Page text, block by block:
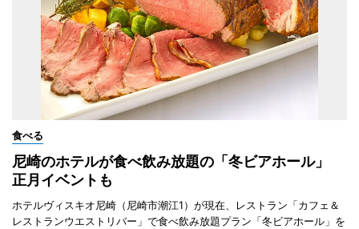
食べる
尼崎のホテルが食べ飲み放題の「冬ビアホール」
正月イベントも
ホテルヴィスキオ尼崎（尼崎市潮江1）が現在、レストラン「カフェ＆
レストランウエストリバー」で食べ飲み放題プラン「冬ビアホール」を